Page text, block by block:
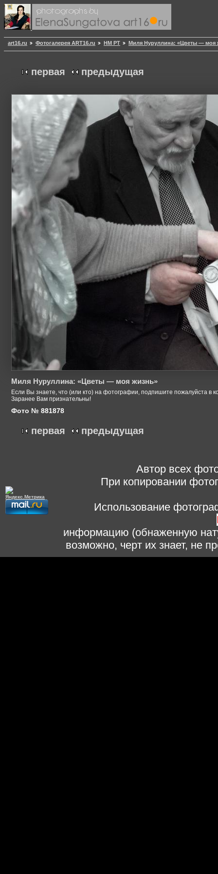
art16.ru Фотогалерея ART16.ru НМ РТ Миля Нуруллина: «Цветы — моя
первая предыдущая
Миля Нуруллина: «Цветы — моя жизнь»
Если Вы знаете, что (или кто) на фотографии, подпишите пожалуйста в
Заранее Вам признательны!
Фото № 881878
первая предыдущая
Автор всех
При копировании
Использование
информацию (обнаженную
возможно, черт их знает, не